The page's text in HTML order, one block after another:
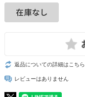
返品についての詳細はこちら
レビューはありません